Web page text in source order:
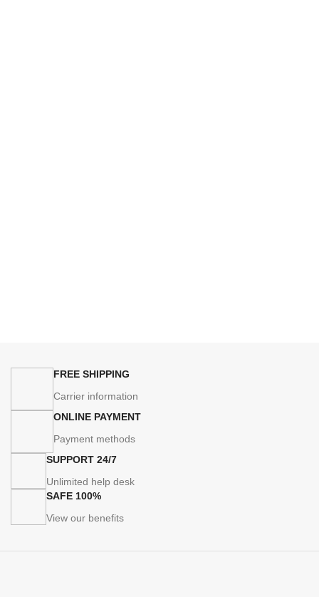
FREE SHIPPING
Carrier information
ONLINE PAYMENT
Payment methods
24/7 SUPPORT
Unlimited help desk
100% SAFE
View our benefits